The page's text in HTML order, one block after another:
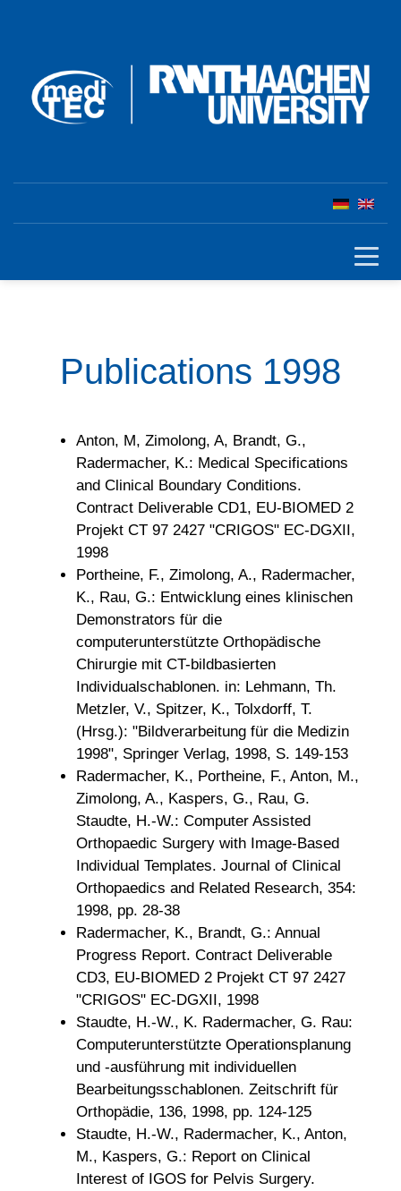
Publications 1998
Anton, M, Zimolong, A, Brandt, G.,
Radermacher, K.: Medical Specifications
and Clinical Boundary Conditions.
Contract Deliverable CD1, EU-BIOMED 2
Projekt CT 97 2427 "CRIGOS" EC-DGXII,
1998
Portheine, F., Zimolong, A., Radermacher,
K., Rau, G.: Entwicklung eines klinischen
Demonstrators für die
computerunterstützte Orthopädische
Chirurgie mit CT-bildbasierten
Individualschablonen. in: Lehmann, Th.
Metzler, V., Spitzer, K., Tolxdorff, T.
(Hrsg.): "Bildverarbeitung für die Medizin
1998", Springer Verlag, 1998, S. 149-153
Radermacher, K., Portheine, F., Anton, M.,
Zimolong, A., Kaspers, G., Rau, G.
Staudte, H.-W.: Computer Assisted
Orthopaedic Surgery with Image-Based
Individual Templates. Journal of Clinical
Orthopaedics and Related Research, 354:
1998, pp. 28-38
Radermacher, K., Brandt, G.: Annual
Progress Report. Contract Deliverable
CD3, EU-BIOMED 2 Projekt CT 97 2427
"CRIGOS" EC-DGXII, 1998
Staudte, H.-W., K. Radermacher, G. Rau:
Computerunterstützte Operationsplanung
und -ausführung mit individuellen
Bearbeitungsschablonen. Zeitschrift für
Orthopädie, 136, 1998, pp. 124-125
Staudte, H.-W., Radermacher, K., Anton,
M., Kaspers, G.: Report on Clinical
Interest of IGOS for Pelvis Surgery.